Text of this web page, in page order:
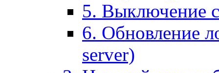
5. Выключение
6. Обновление
server)